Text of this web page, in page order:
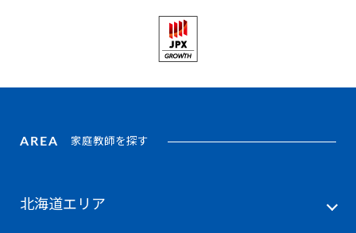
AREA 家庭教師を探す
北海道エリア